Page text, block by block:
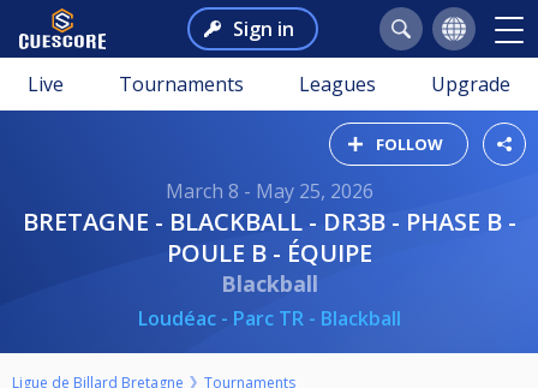
Sign in
Live Tournaments Leagues Upgrade
FOLLOW
March 8 - May 25, 2026
BRETAGNE - BLACKBALL - DR3B - PHASE B -
POULE B - ÉQUIPE
Blackball
Loudéac - Parc TR - Blackball
Ligue de Billard Bretagne Tournaments